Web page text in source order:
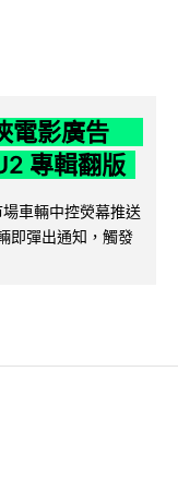
電影廣告
專輯翻版
車輛中控熒幕推送
即彈出通知，觸發